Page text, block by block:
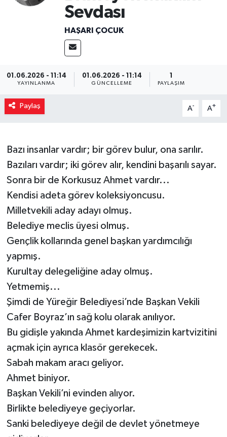
Sevdası
HAŞARI ÇOCUK
01.06.2026 - 11:14
YAYINLANMA
01.06.2026 - 11:14
GÜNCELLEME PAYLAŞIM
Paylaş A- A+
Bazı insanlar vardır; bir görev bulur, ona sarılır.
Bazıları vardır; iki görev alır, kendini başarılı sayar.
Sonra bir de Korkusuz Ahmet vardır...
Kendisi adeta görev koleksiyoncusu.
Milletvekili aday adayı olmuş.
Belediye meclis üyesi olmuş.
Gençlik kollarında genel başkan yardımcılığı
yapmış.
Kurultay delegeliğine aday olmuş.
Yetmemiş...
Şimdi de Yüreğir Belediyesi’nde Başkan Vekili
Cafer Boyraz’ın sağ kolu olarak anılıyor.
Bu gidişle yakında Ahmet kardeşimizin kartvizitini
açmak için ayrıca klasör gerekecek.
Sabah makam aracı geliyor.
Ahmet biniyor.
Başkan Vekili’ni evinden alıyor.
Birlikte belediyeye geçiyorlar.
Sanki belediyeye değil de devlet yönetmeye
Spor
Yerel Yönetimler
Yurttan